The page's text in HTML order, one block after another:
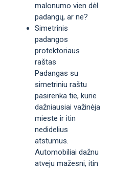
malonumo vien dėl
padangų, ar ne?
Simetrinis
padangos
protektoriaus
raštas
Padangas su
simetriniu raštu
pasirenka tie, kurie
dažniausiai važinėja
mieste ir itin
nedidelius
atstumus.
Automobiliai dažnu
atveju mažesni, itin